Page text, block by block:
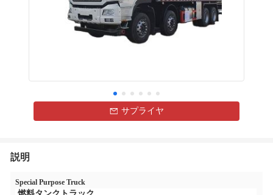
サプライヤ
説明
Special Purpose Truck